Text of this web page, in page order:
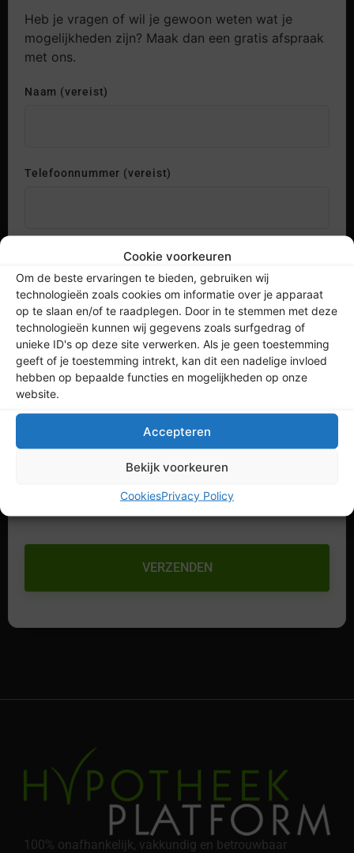
Cookie voorkeuren
Om de beste ervaringen te bieden, gebruiken wij
technologieën zoals cookies om informatie over je apparaat
op te slaan en/of te raadplegen. Door in te stemmen met deze
technologieën kunnen wij gegevens zoals surfgedrag of
unieke ID's op deze site verwerken. Als je geen toestemming
geeft of je toestemming intrekt, kan dit een nadelige invloed
hebben op bepaalde functies en mogelijkheden op onze
website.
Accepteren
Bekijk voorkeuren
CookiesPrivacy Policy
Heb je vragen of wil je gewoon weten wat je
mogelijkheden zijn? Maak dan een gratis afspraak
met ons.
Naam (vereist)
Telefoonnummer (vereist)
Mijn opmerkingen / vragen (vereist)
100% onafhankelijk, vakkundig en betrouwbaar